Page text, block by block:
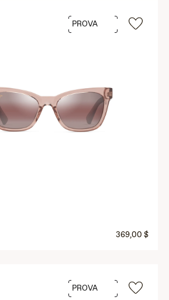
369,00 $
PROVA
PROVA